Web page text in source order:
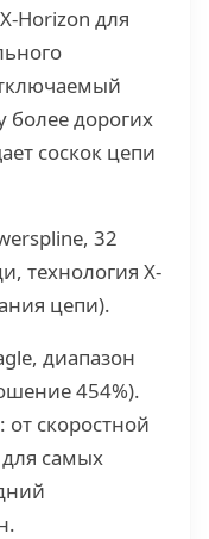
Horizon для
более дорогих
соскок цепи
32
технология X-
цепи).
диапазон
454%).
скоростной
самых